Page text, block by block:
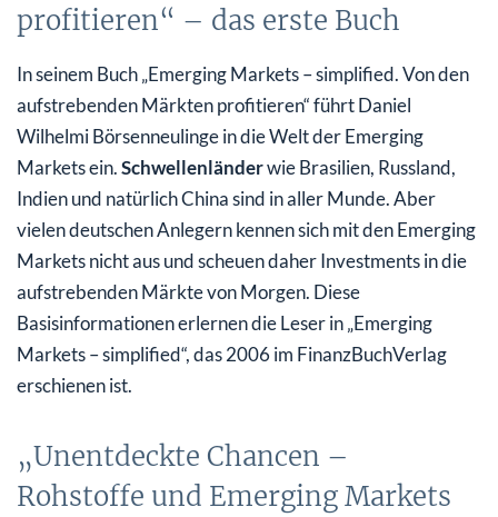
profitieren“ – das erste Buch
In seinem Buch „Emerging Markets – simplified. Von den
aufstrebenden Märkten profitieren“ führt Daniel
Wilhelmi Börsenneulinge in die Welt der Emerging
Markets ein.Schwellenländerwie Brasilien, Russland,
Indien und natürlich China sind in aller Munde. Aber
vielen deutschen Anlegern kennen sich mit den Emerging
Markets nicht aus und scheuen daher Investments in die
aufstrebenden Märkte von Morgen. Diese
Basisinformationen erlernen die Leser in „Emerging
Markets – simplified“, das 2006 im FinanzBuchVerlag
erschienen ist.
„Unentdeckte Chancen –
Rohstoffe und Emerging Markets